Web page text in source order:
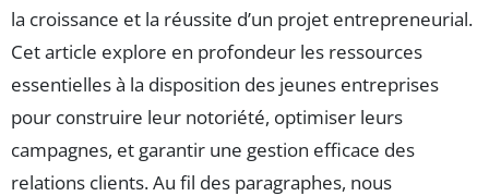
la croissance et la réussite d’un projet entrepreneurial.
Cet article explore en profondeur les ressources
essentielles à la disposition des jeunes entreprises
pour construire leur notoriété, optimiser leurs
campagnes, et garantir une gestion efficace des
relations clients. Au fil des paragraphes, nous